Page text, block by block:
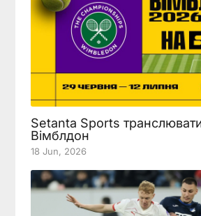
Setanta Sports
Вімблдон
18 Jun, 2026